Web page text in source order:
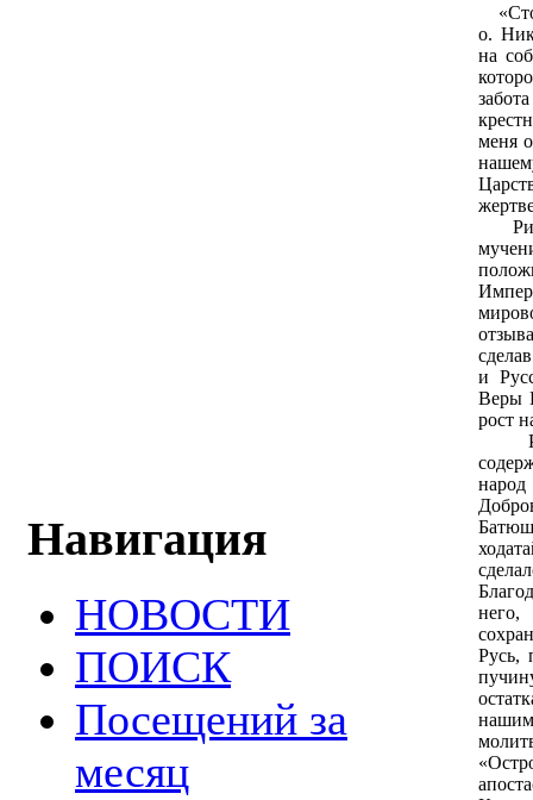
Навигация
НОВОСТИ
ПОИСК
Посещений за
месяц
о.
на
меня
и
Веры
рост
него,
Русь,